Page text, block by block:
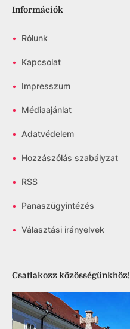
Információk
• Rólunk
• Kapcsolat
• Impresszum
• Médiaajánlat
• Adatvédelem
• Hozzászólás szabályzat
• RSS
• Panaszügyintézés
• Választási irányelvek
Csatlakozz közösségünkhöz!